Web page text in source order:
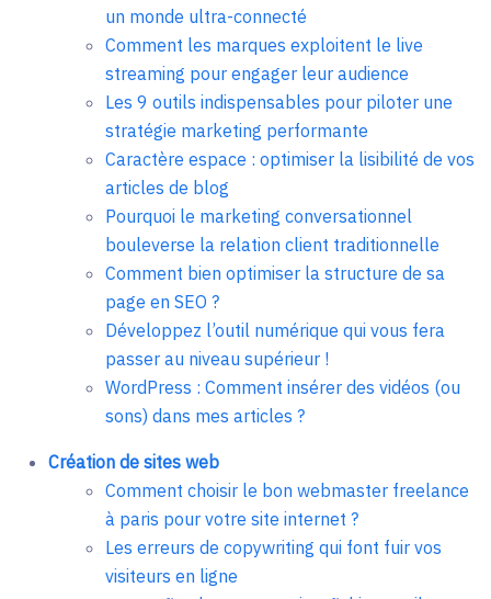
un monde ultra-connecté
Comment les marques exploitent le live
streaming pour engager leur audience
Les 9 outils indispensables pour piloter une
stratégie marketing performante
Caractère espace : optimiser la lisibilité de vos
articles de blog
Pourquoi le marketing conversationnel
bouleverse la relation client traditionnelle
Comment bien optimiser la structure de sa
page en SEO ?
Développez l’outil numérique qui vous fera
passer au niveau supérieur !
WordPress : Comment insérer des vidéos (ou
sons) dans mes articles ?
Création de sites web
Comment choisir le bon webmaster freelance
à paris pour votre site internet ?
Les erreurs de copywriting qui font fuir vos
visiteurs en ligne